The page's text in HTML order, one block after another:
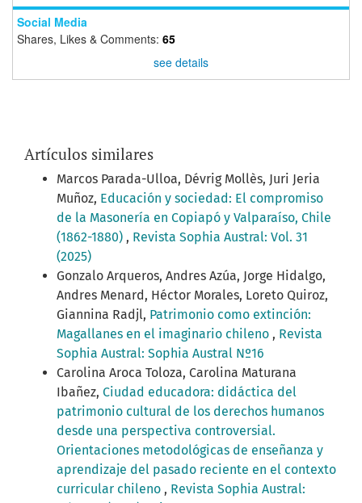
Social Media
Shares, Likes & Comments: 65
see details
Artículos similares
Marcos Parada-Ulloa, Dévrig Mollès, Juri Jeria
Muñoz, Educación y sociedad: El compromiso
de la Masonería en Copiapó y Valparaíso, Chile
(1862-1880) , Revista Sophia Austral: Vol. 31
(2025)
Gonzalo Arqueros, Andres Azúa, Jorge Hidalgo,
Andres Menard, Héctor Morales, Loreto Quiroz,
Giannina Radjl, Patrimonio como extinción:
Magallanes en el imaginario chileno , Revista
Sophia Austral: Sophia Austral Nº16
Carolina Aroca Toloza, Carolina Maturana
Ibañez, Ciudad educadora: didáctica del
patrimonio cultural de los derechos humanos
desde una perspectiva controversial.
Orientaciones metodológicas de enseñanza y
aprendizaje del pasado reciente en el contexto
curricular chileno , Revista Sophia Austral: